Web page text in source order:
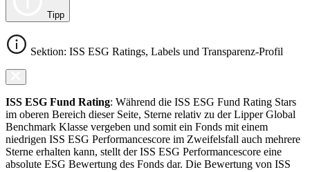
Tipp
Sektion: ISS ESG Ratings, Labels und Transparenz-Profil
ISS ESG Fund Rating: Während die ISS ESG Fund Rating Stars
im oberen Bereich dieser Seite, Sterne relativ zu der Lipper Global
Benchmark Klasse vergeben und somit ein Fonds mit einem
niedrigen ISS ESG Performancescore im Zweifelsfall auch mehrere
Sterne erhalten kann, stellt der ISS ESG Performancescore eine
absolute ESG Bewertung des Fonds dar. Die Bewertung von ISS